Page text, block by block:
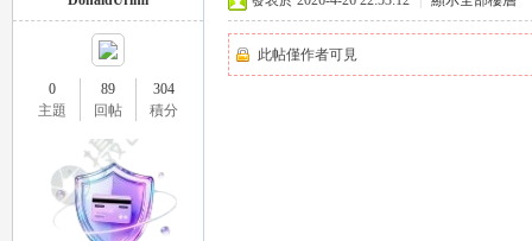
0
主題
89
回帖
304
積分
此帖僅作者可見